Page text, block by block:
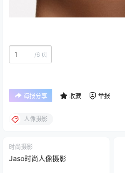
/6 页
海报分享 收藏 举报
人像摄影
时尚摄影
Jaso时尚人像摄影